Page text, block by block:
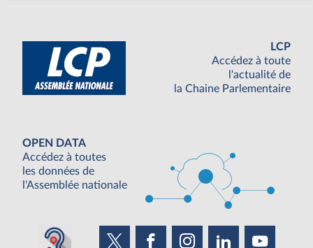
LCP
Accédez à toute
l'actualité de
la Chaine Parlementaire
OPEN DATA
Accédez à toutes
les données de
l'Assemblée nationale